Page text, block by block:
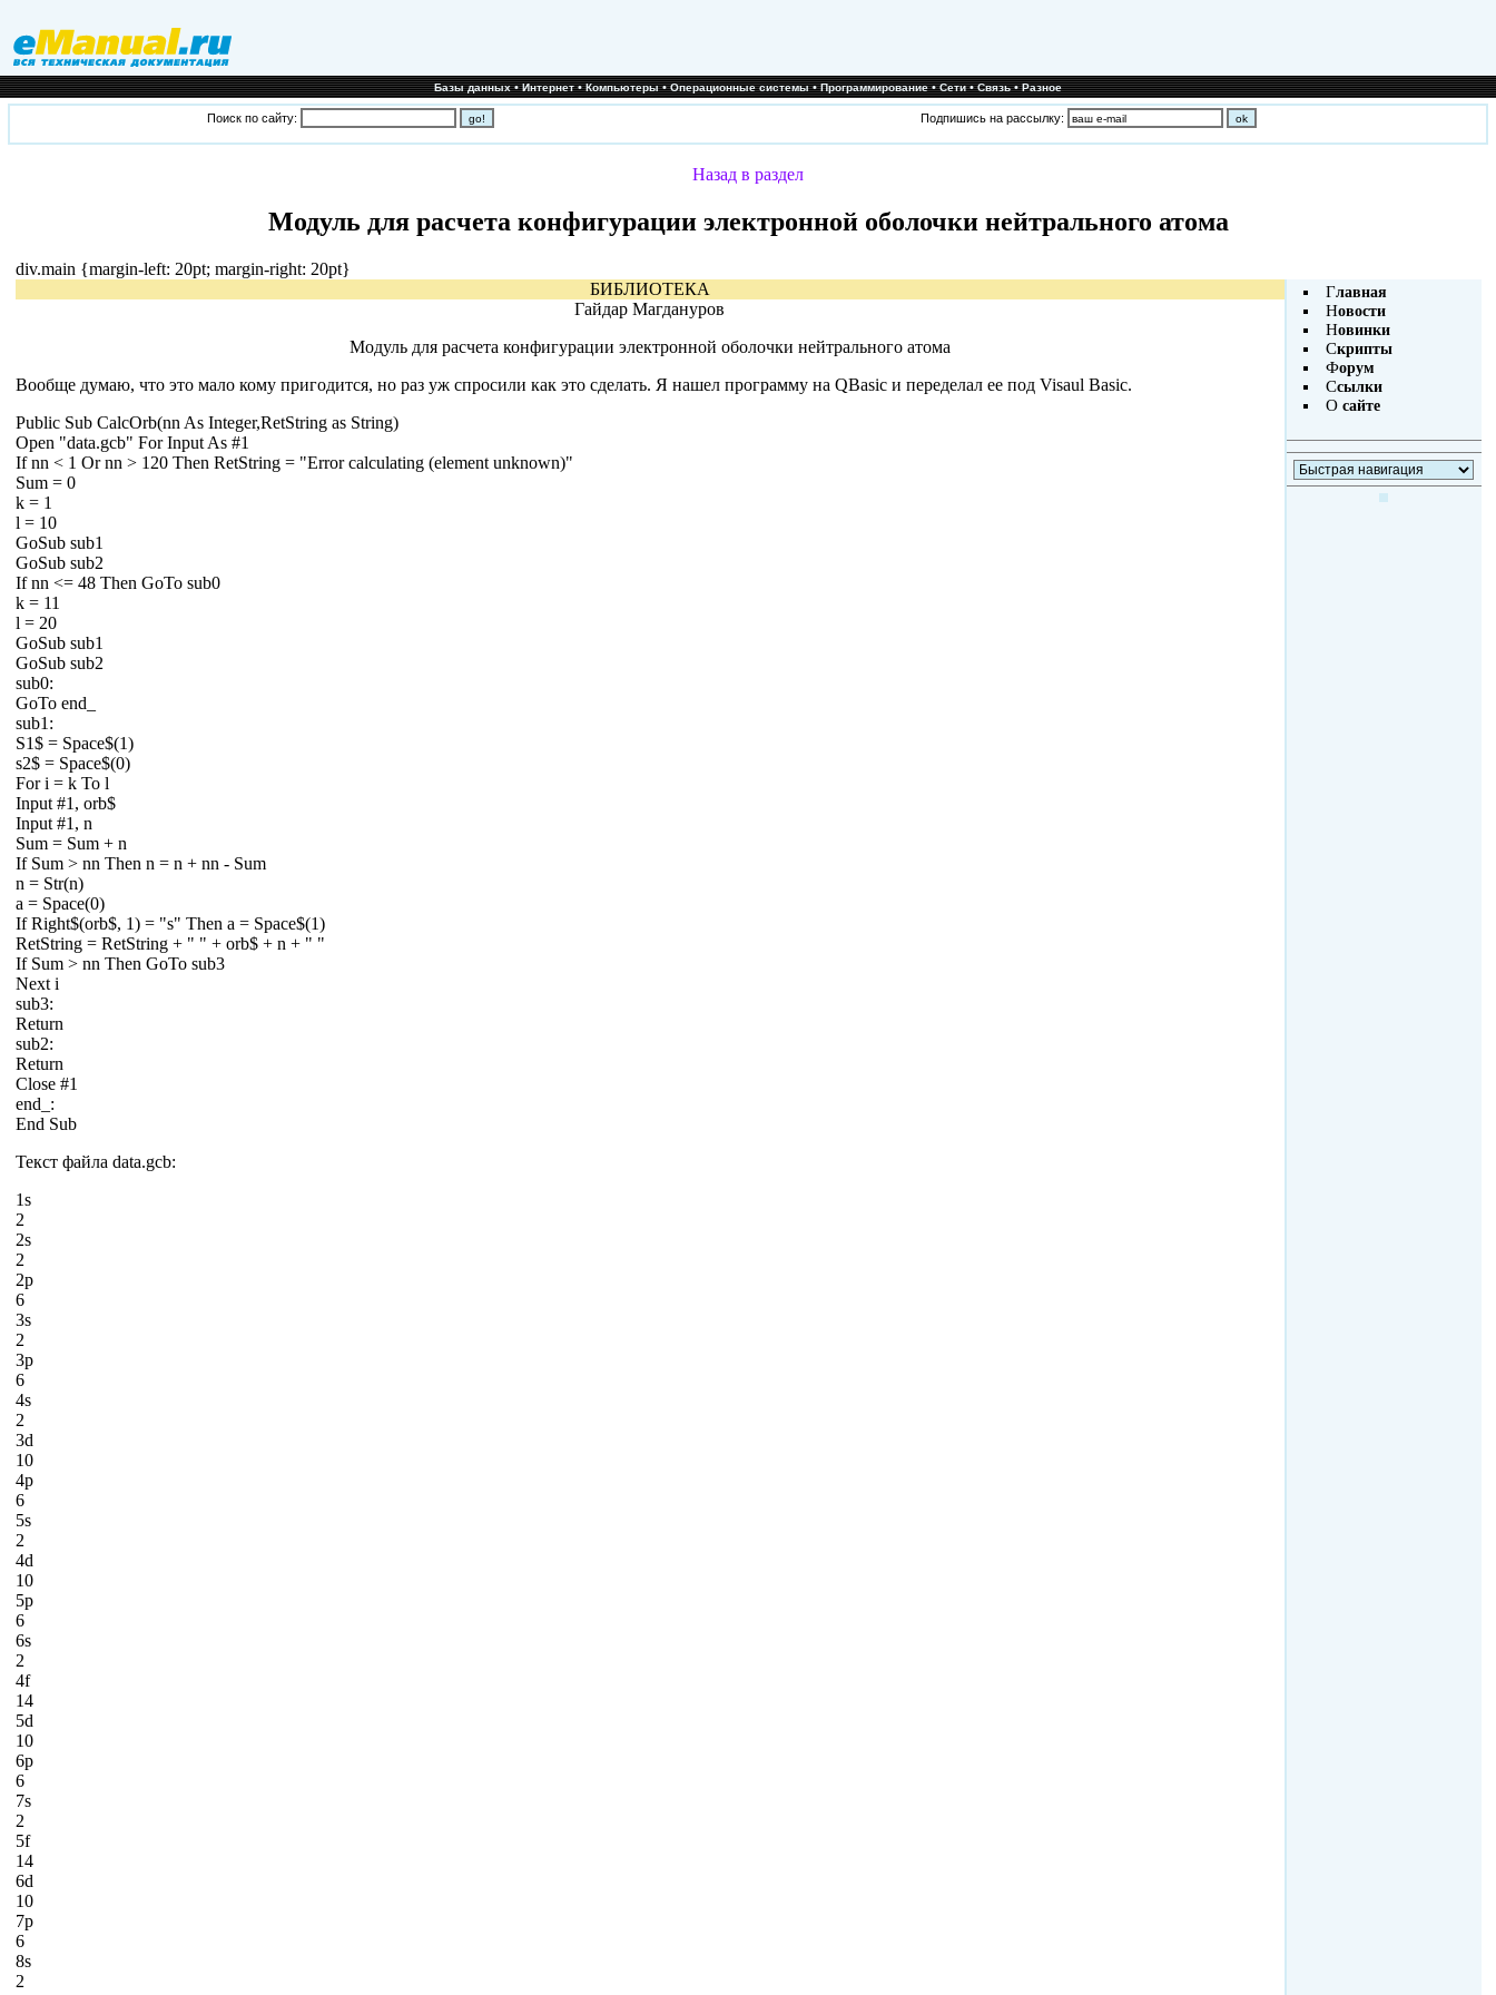
Базы данных•Интернет•Компьютеры•Операционные системы•Программирование•Сети•Связь•Разное
Поиск по сайту: Подпишись на рассылку:
Назад в раздел
Модуль для расчета конфигурации электронной оболочки нейтрального атома
div.main {margin-left: 20pt; margin-right: 20pt}
БИБЛИОТЕКА
Гайдар Магдануров
Модуль для расчета конфигурации электронной оболочки нейтрального атома
Вообще думаю, что это мало кому пригодится, но раз уж спросили как это сделать. Я нашел программу на QBasic и переделал ее под Visaul Basic.
Public Sub CalcOrb(nn As Integer,RetString as String)
Open "data.gcb" For Input As #1
If nn < 1 Or nn > 120 Then RetString = "Error calculating (element unknown)"
Sum = 0
k = 1
l = 10
GoSub sub1
GoSub sub2
If nn <= 48 Then GoTo sub0
k = 11
l = 20
GoSub sub1
GoSub sub2
sub0:
GoTo end_
sub1:
S1$ = Space$(1)
s2$ = Space$(0)
For i = k To l
Input #1, orb$
Input #1, n
Sum = Sum + n
If Sum > nn Then n = n + nn - Sum
n = Str(n)
a = Space(0)
If Right$(orb$, 1) = "s" Then a = Space$(1)
RetString = RetString + " " + orb$ + n + " "
If Sum > nn Then GoTo sub3
Next i
sub3:
Return
sub2:
Return
Close #1
end_:
End Sub
Текст файла data.gcb:
1s
2
2s
2
2p
6
3s
2
3p
6
4s
2
3d
10
4p
6
5s
2
4d
10
5p
6
6s
2
4f
14
5d
10
6p
6
7s
2
5f
14
6d
10
7p
6
8s
2
Главная
Новости
Новинки
Скрипты
Форум
Ссылки
О сайте